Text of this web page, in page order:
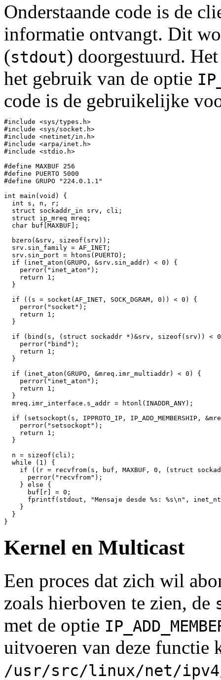
Onderstaande code is de
informatie ontvangt. Dit
(stdout) doorgestuurd.
het gebruik van de optie
code is de gebruikelijke
#include <sys/types.h>
#include <sys/socket.h>
#include <netinet/in.h>
#include <arpa/inet.h>
#include <stdio.h>
#define MAXBUF 256
#define PUERTO 5000
#define GRUPO "224.0.1.1"
int main(void) {
  int s, n, r;
  struct sockaddr_in srv, cli;
  struct ip_mreq mreq;
  char buf[MAXBUF];
  bzero(&srv, sizeof(srv));
  srv.sin_family = AF_INET;
  srv.sin_port = htons(PUERTO);
  if (inet_aton(GRUPO, &srv.sin_addr) < 0) {
    perror("inet_aton");
    return 1;
  }
  if ((s = socket(AF_INET, SOCK_DGRAM, 0)) < 0) {
    perror("socket");
    return 1;
  }
if (bind(s, (struct sockaddr *)&srv, sizeof(srv)) <
    perror("bind");
    return 1;
  }
  if (inet_aton(GRUPO, &mreq.imr_multiaddr) < 0) {
    perror("inet_aton");
    return 1;
  }
  mreq.imr_interface.s_addr = htonl(INADDR_ANY);
if (setsockopt(s, IPPROTO_IP, IP_ADD_MEMBERSHIP,
    perror("setsockopt");
    return 1;
  }
  n = sizeof(cli);
  while (1) {
if ((r = recvfrom(s, buf, MAXBUF, 0, (struct
      perror("recvfrom");
    } else {
      buf[r] = 0;
fprintf(stdout, "Mensaje desde %s: %s\n",
    }
  }
Kernel en Multicast
Een proces dat zich wil
zoals hierboven te zien, de
met de optie
uitvoeren van deze functie
/usr/src/linux/net/